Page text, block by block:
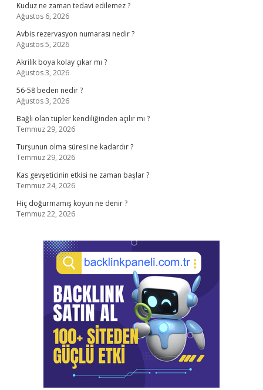
Kuduz ne zaman tedavi edilemez ?
Ağustos 6, 2026
Avbis rezervasyon numarası nedir ?
Ağustos 5, 2026
Akrilik boya kolay çıkar mı ?
Ağustos 3, 2026
56-58 beden nedir ?
Ağustos 3, 2026
Bağlı olan tüpler kendiliğinden açılır mı ?
Temmuz 29, 2026
Turşunun olma süresi ne kadardır ?
Temmuz 29, 2026
Kas gevşeticinin etkisi ne zaman başlar ?
Temmuz 24, 2026
Hiç doğurmamış koyun ne denir ?
Temmuz 22, 2026